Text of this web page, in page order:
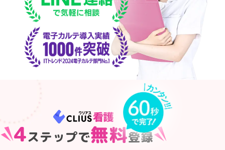
4ステップで無料登録